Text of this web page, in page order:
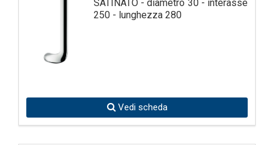
SATINATO - diametro 30 - interasse
250 - lunghezza 280
Vedi scheda